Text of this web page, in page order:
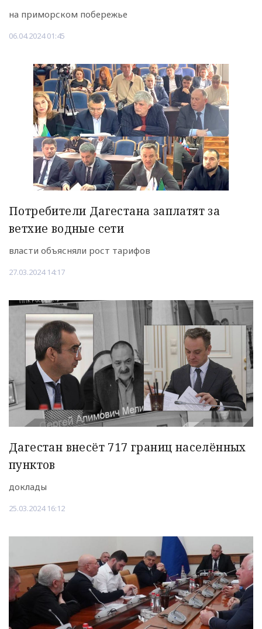
на приморском побережье
06.04.2024 01:45
Потребители Дагестана заплатят за
ветхие водные сети
власти объясняли рост тарифов
27.03.2024 14:17
Дагестан внесёт 717 границ населённых
пунктов
доклады
25.03.2024 16:12